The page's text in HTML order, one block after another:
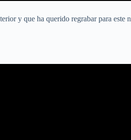
y que ha querido regrabar para